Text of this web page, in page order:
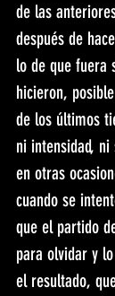
de las
después de
lo de que fuera
hicieron,
de los últimos
ni intensidad,
en otras
cuando se
que el partido
para olvidar y
el resultado,